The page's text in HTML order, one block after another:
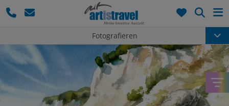
Fotografieren